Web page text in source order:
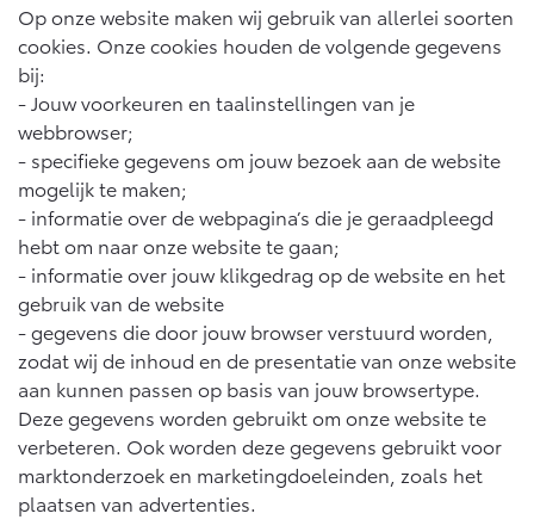
Vanaf € 31.895,- Vanaf € 32.995,-
Corolla Hatchback
HYBRIDE
Vanaf € 33.495,-
Corolla Touring Sports
HYBRIDE
Vanaf € 35.495,-
Corolla Cross
HYBRIDE
Toyota C-HR
APK
Airco check
Vakantiecheck
Hybride Zekerheid Controle
Toyota handleidingen
Toyota Service Informatie (SIL)
Schade & Garantie
Toyota Pechhulp
Schade & Glasherstel
10 jaar Toyota garantie
10 jaar batterijgarantie
Toyota fabrieksgarantie
Wat is Private Lease?
Bereken je maandbedrag
Private Lease voor ZZP
Financieren
Toyota Betaalplan
Oplaadservice
Thuislaadpakketten
Laadpas
Energie en slim laden
Zakelijk
Toyota voor de zaak
Leaserijder
ZZP
Wagenparkbeheer
Leasen
Financial Lease
Operational Lease
Bedrijfswagens
Werkplaatsafspraak maken
Contact en Route
Schade melden
Plan een proefrit
Vraag een brochure aan
Bekijk de verwachte modellen
Op onze website maken wij gebruik van allerlei soorten
cookies. Onze cookies houden de volgende gegevens
bij:
- Jouw voorkeuren en taalinstellingen van je
webbrowser;
- specifieke gegevens om jouw bezoek aan de website
mogelijk te maken;
- informatie over de webpagina’s die je geraadpleegd
hebt om naar onze website te gaan;
- informatie over jouw klikgedrag op de website en het
gebruik van de website
- gegevens die door jouw browser verstuurd worden,
zodat wij de inhoud en de presentatie van onze website
aan kunnen passen op basis van jouw browsertype.
Deze gegevens worden gebruikt om onze website te
verbeteren. Ook worden deze gegevens gebruikt voor
marktonderzoek en marketingdoeleinden, zoals het
plaatsen van advertenties.